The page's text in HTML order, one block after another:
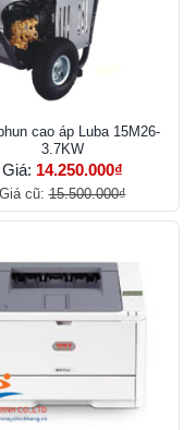
cao áp Luba 15M26-
3.7KW
Giá: 14.250.000₫
Giá cũ:15.500.000₫